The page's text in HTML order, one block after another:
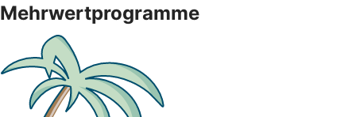
Mehrwertprogramme